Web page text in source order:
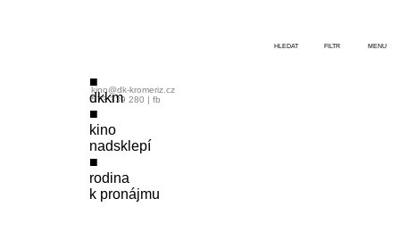
dkkm
kino
nadsklepí
rodina
k pronájmu
kino@dk-kromeriz.cz
573 339 280 | fb
HLEDAT FILTR MENU